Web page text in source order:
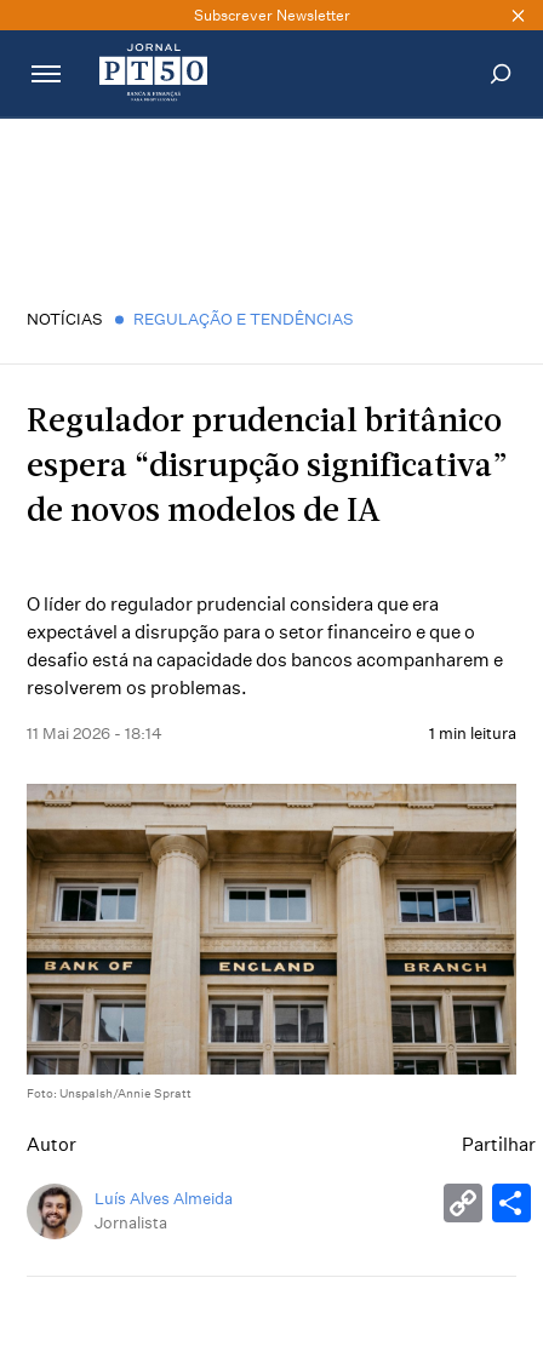
Subscrever Newsletter
NOTÍCIAS REGULAÇÃO E TENDÊNCIAS
Regulador prudencial britânico
espera “disrupção significativa”
de novos modelos de IA
O líder do regulador prudencial considera que era
expectável a disrupção para o setor financeiro e que o
desafio está na capacidade dos bancos acompanharem e
resolverem os problemas.
11 Mai 2026 - 18:14 1 min leitura
Foto: Unspalsh/Annie Spratt
Autor
Luís Alves Almeida
Jornalista
Partilhar